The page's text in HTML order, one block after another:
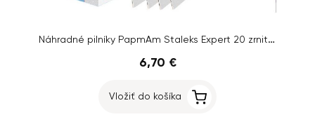
Náhradné pilníky PapmAm Staleks Expert 20 zrnitosť 180, 25 ks
6,70 €
Vložiť do košíka